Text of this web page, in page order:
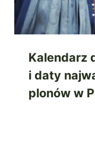
Kalendarz
i daty
plonów w